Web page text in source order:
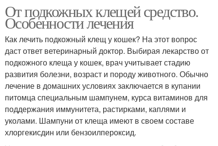
От подкожных клещей средство.
Особенности лечения
Как лечить подкожный клещ у кошек? На этот вопрос
даст ответ ветеринарный доктор. Выбирая лекарство от
подкожного клеща у кошек, врач учитывает стадию
развития болезни, возраст и породу животного. Обычно
лечение в домашних условиях заключается в купании
питомца специальным шампунем, курса витаминов для
поддержания иммунитета, растирками, каплями и
уколами. Шампуни от клеща имеют в своем составе
хлоргекисдин или бензоилпероксид.